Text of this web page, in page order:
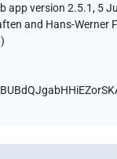
app version 2.5.1, 5
and Hans-
)